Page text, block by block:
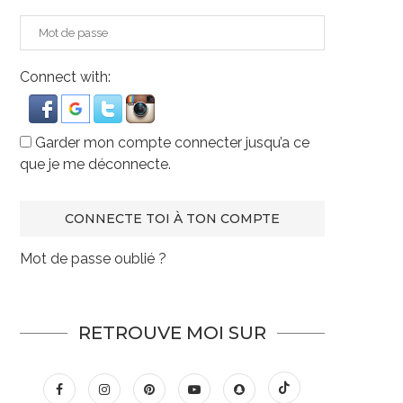
Connect with:
Garder mon compte connecter jusqu’a ce
que je me déconnecte.
Mot de passe oublié ?
RETROUVE MOI SUR